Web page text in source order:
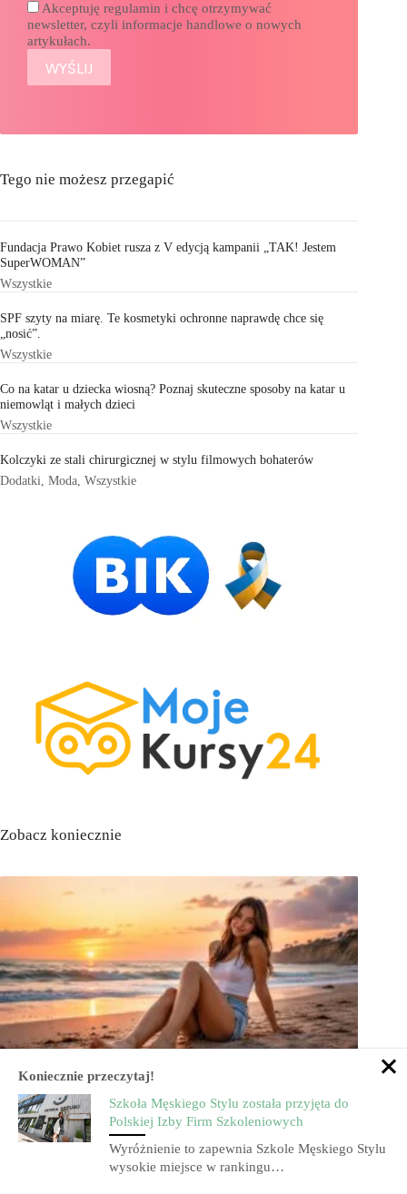
Akceptuję regulamin i chcę otrzymywać
newsletter, czyli informacje handlowe o nowych
artykułach.
Tego nie możesz przegapić
Fundacja Prawo Kobiet rusza z V edycją kampanii „TAK! Jestem
SuperWOMAN”
Wszystkie
SPF szyty na miarę. Te kosmetyki ochronne naprawdę chce się
„nosić”.
Wszystkie
Co na katar u dziecka wiosną? Poznaj skuteczne sposoby na katar u
niemowląt i małych dzieci
Wszystkie
Kolczyki ze stali chirurgicznej w stylu filmowych bohaterów
Dodatki, Moda, Wszystkie
Zobacz koniecznie
Stopy latem – czego unikać i jak je pielęgnować, aby były miękkie i
gładkie.
Koniecznie przeczytaj!
Szkoła Męskiego Stylu została przyjęta do
Polskiej Izby Firm Szkoleniowych
Wyróżnienie to zapewnia Szkole Męskiego Stylu
wysokie miejsce w rankingu…